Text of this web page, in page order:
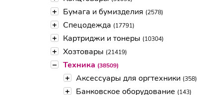
+ Бумага и бумизделия (2578)
+ Спецодежда (17791)
+ Картриджи и тонеры (10304)
+ Хозтовары (21419)
– Техника (38509)
+ Аксессуары для оргтехники (358)
+ Банковское оборудование (143)